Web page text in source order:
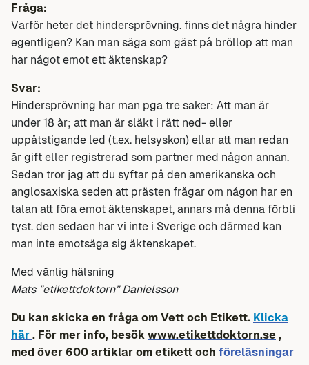
Fråga:
Varför heter det hindersprövning. finns det några hinder
egentligen? Kan man säga som gäst på bröllop att man
har något emot ett äktenskap?
Svar:
Hindersprövning har man pga tre saker: Att man är
under 18 år; att man är släkt i rätt ned- eller
uppåtstigande led (t.ex. helsyskon) ellar att man redan
är gift eller registrerad som partner med någon annan.
Sedan tror jag att du syftar på den amerikanska och
anglosaxiska seden att prästen frågar om någon har en
talan att föra emot äktenskapet, annars må denna förbli
tyst. den sedaen har vi inte i Sverige och därmed kan
man inte emotsäga sig äktenskapet.
Med vänlig hälsning
Mats ”etikettdoktorn” Danielsson
Du kan skicka en fråga om Vett och Etikett. Klicka
här . För mer info, besök www.etikettdoktorn.se ,
med över 600 artiklar om etikett och föreläsningar